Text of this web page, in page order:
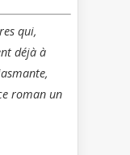
qui,
déjà à
roman un